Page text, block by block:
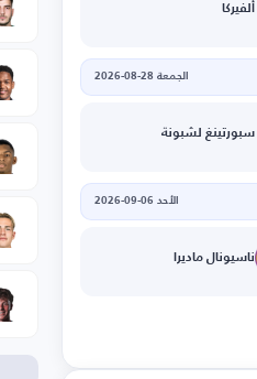
ألفيركا
الجمعة 28-08-2026
سبورتينغ لشبونة
الأحد 06-09-2026
ناسيونال ماديرا